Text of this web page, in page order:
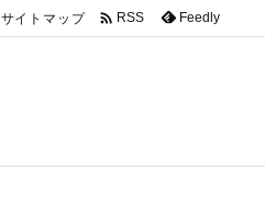
サイトマップ  RSS Feedly